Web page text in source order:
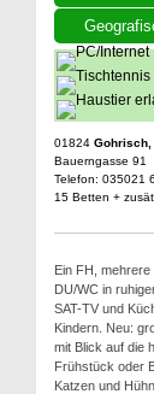
01824 Gohrisch,
Bauerngasse 91
Telefon: 035021
15 Betten +
Ein FH,
DU/WC in
SAT-TV und
Kindern. Neu:
mit Blick auf die
Frühstück oder
Katzen und